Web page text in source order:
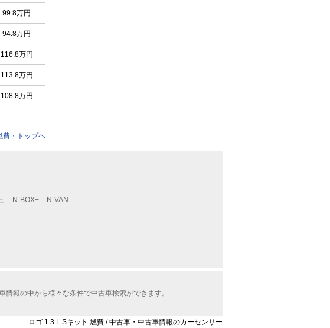
99.8万円
94.8万円
116.8万円
113.8万円
108.8万円
費・トップヘ
N-BOX+ N-VAN
報の中から様々な条件で中古車検索ができます。
ロゴ 1.3 L Sキット 燃費 / 中古車・中古車情報のカーセンサー